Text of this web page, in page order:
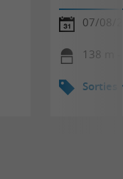
07/08/
138 m
Sorties